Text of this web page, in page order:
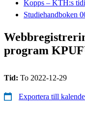
Kopps – KTH:s
Studiehandboken
program
Tid: To 2022-12-29
Exportera till